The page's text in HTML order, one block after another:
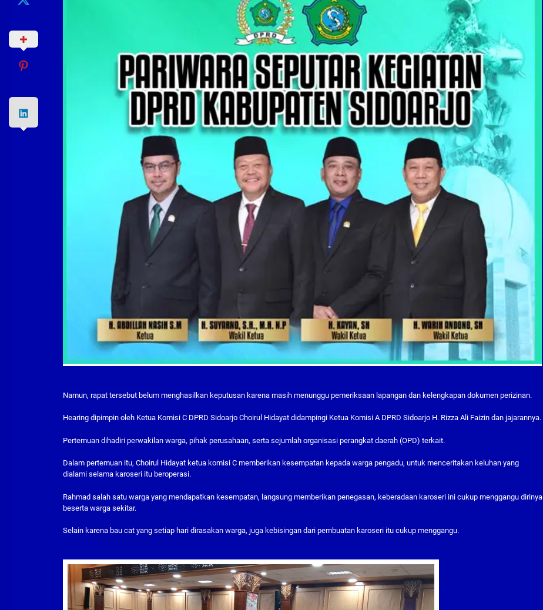
Namun, rapat tersebut belum menghasilkan keputusan karena masih menunggu pemeriksaan lapangan dan kelengkapan dokumen perizinan.
Hearing dipimpin oleh Ketua Komisi C DPRD Sidoarjo Choirul Hidayat didampingi Ketua Komisi A DPRD Sidoarjo H. Rizza Ali Faizin dan jajarannya.
Pertemuan dihadiri perwakilan warga, pihak perusahaan, serta sejumlah organisasi perangkat daerah (OPD) terkait.
Dalam pertemuan itu, Choirul Hidayat ketua komisi C memberikan kesempatan kepada warga pengadu, untuk menceritakan keluhan yang
dialami selama karoseri itu beroperasi.
Rahmad salah satu warga yang mendapatkan kesempatan, langsung memberikan penegasan, keberadaan karoseri ini cukup menggangu dirinya
beserta warga sekitar.
Selain karena bau cat yang setiap hari dirasakan warga, juga kebisingan dari pembuatan karoseri itu cukup menggangu.